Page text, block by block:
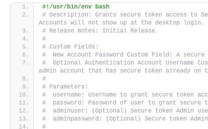
#!/usr/bin/env bash
# Description: Grants secure token access
Accounts will not show up at the desktop login.
# Release Notes: Initial Release
#
# Custom Fields:
#  New Account Password Custom Field: A
#  Optional Authentication Account Username
admin account that has secure token already on
#
# Parameters:
#  username: Username to grant secure token
#  password: Password of user to grant secure
#  adminuser: (Optional) Secure token Admin
#  adminpassword: (Optional) Secure token
#